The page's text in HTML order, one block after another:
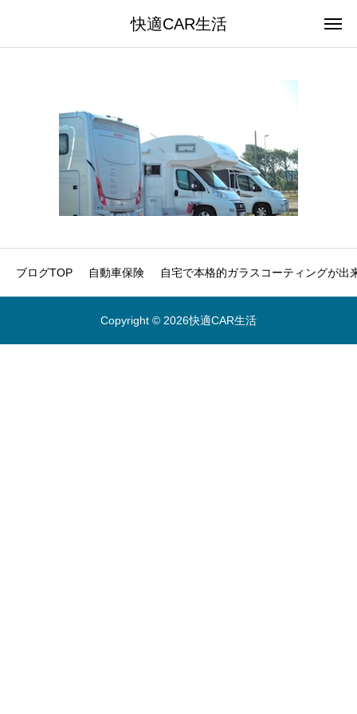
快適CAR生活
ブログTOP 自動車保険 自宅で本格的ガラスコーティングが出
Copyright © 2026快適CAR生活